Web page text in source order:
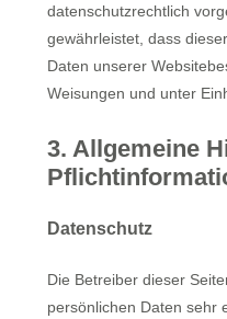
datenschutzrechtlich
gewährleistet, dass
Daten unserer
Weisungen und unter
3. Allgemeine
Datenschutz
Die Betreiber dieser
persönlichen Daten sehr